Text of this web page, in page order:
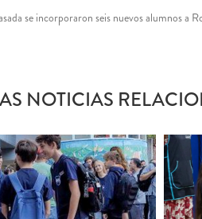
se incorporaron seis nuevos alumnos a
NOTICIAS